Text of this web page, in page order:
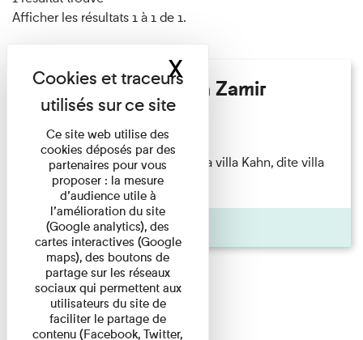
Afficher les résultats 1 à 1 de 1.
Hélène Gaudy - Villa Zamir
Lecture
couchant) [Angle nord-est de la villa Kahn, dite villa
Zamir et lumières du ...
Pages
Ce site web utilise des
cookies déposés par des
partenaires pour vous
proposer : la mesure
d’audience utile à
l’amélioration du site
(Google analytics), des
cartes interactives (Google
maps), des boutons de
partage sur les réseaux
sociaux qui permettent aux
utilisateurs du site de
faciliter le partage de
contenu (Facebook, Twitter,
XMasquer le